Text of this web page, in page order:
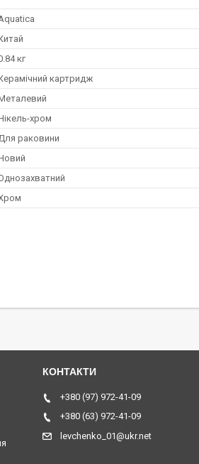
кг
картридж
хром
раковини
+380 (97) 972-41-09
+380 (63) 972-41-09
levchenko_01@ukr.net